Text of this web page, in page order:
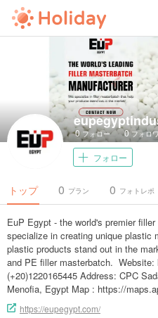
0フォロー 0 フォロ
フォロー
トップ プラン
0 フォトレポ
0
EuP Egypt - the world's premier
specialize in creating unique plastic
plastic products stand out in the
and PE filler masterbatch.
(+20)1220165445 Address: CPC
Menofia, Egypt Map : https://
https://eupegypt.com/